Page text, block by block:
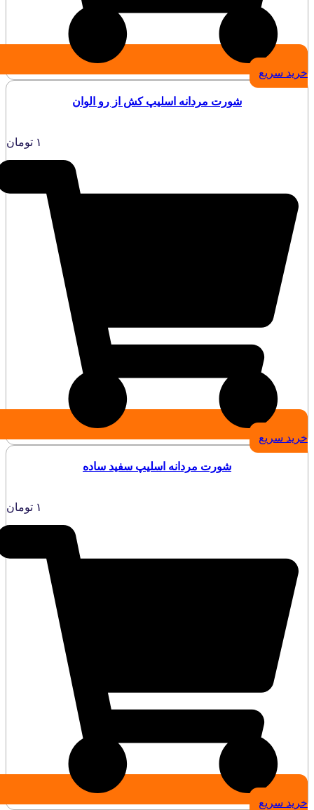
خرید سریع
شورت مردانه اسلیپ کش از رو الوان
تومان
خرید سریع
شورت مردانه اسلیپ سفید ساده
تومان
خرید سریع